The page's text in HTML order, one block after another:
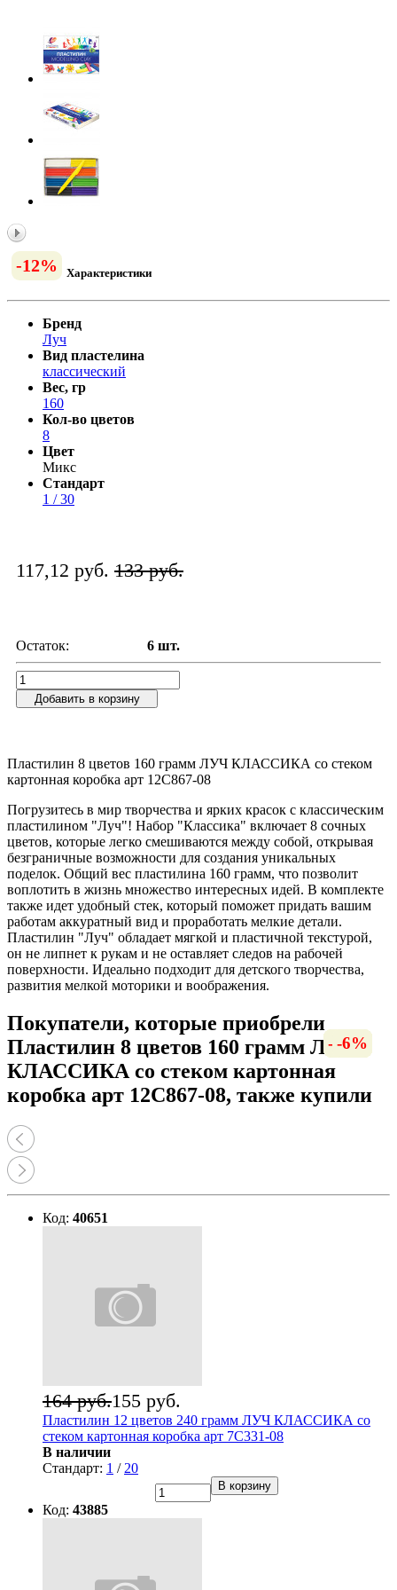
-12% Характеристики
Бренд
Луч
Вид пластелина
классический
Вес, гр
160
Кол-во цветов
8
Цвет
Микс
Стандарт
1 / 30
117,12 руб. 133 руб.
Остаток: 6 шт.
Добавить в корзину
Пластилин 8 цветов 160 грамм ЛУЧ КЛАССИКА со стеком
картонная коробка арт 12С867-08
Погрузитесь в мир творчества и ярких красок с классическим
пластилином "Луч"! Набор "Классика" включает 8 сочных
цветов, которые легко смешиваются между собой, открывая
безграничные возможности для создания уникальных
поделок. Общий вес пластилина 160 грамм, что позволит
воплотить в жизнь множество интересных идей. В комплекте
также идет удобный стек, который поможет придать вашим
работам аккуратный вид и проработать мелкие детали.
Пластилин "Луч" обладает мягкой и пластичной текстурой,
он не липнет к рукам и не оставляет следов на рабочей
поверхности. Идеально подходит для детского творчества,
развития мелкой моторики и воображения.
Покупатели, которые приобрели
Пластилин 8 цветов 160 грамм ЛУЧ
КЛАССИКА со стеком картонная
коробка арт 12С867-08, также купили
Код: 40651
155 руб.
164 руб.
Пластилин 12 цветов 240 грамм ЛУЧ КЛАССИКА со
стеком картонная коробка арт 7С331-08
В наличии
Стандарт: 1 / 20
В корзину
-12%
Код: 43885
-16%
-7%
-7%
-9%
-16%
-7%
-6%
-12%
-16%
-23%
-16%
-6%